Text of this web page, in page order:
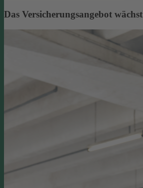
Das Versicherungsangebot wächst